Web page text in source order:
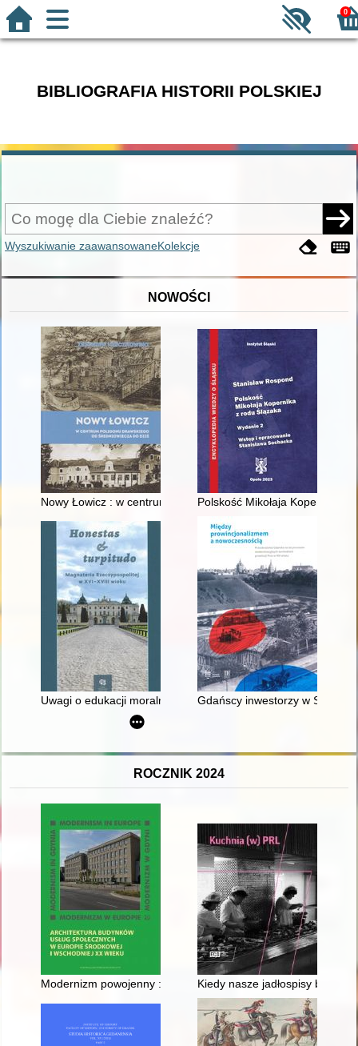
0
BIBLIOGRAFIA HISTORII POLSKIEJ
Wyszukiwanie zaawansowaneKolekcje
NOWOŚCI
Nowy Łowicz : w centrum poligonu drawskiego od
Polskość Mikołaja Kopernika z
Uwagi o edukacji moralnej synów szlacheckich w XVI-
Gdańscy inwestorzy w
ROCZNIK 2024
Modernizm powojenny : problematyka ochrony obiektów
Kiedy nasze jadłospisy będą